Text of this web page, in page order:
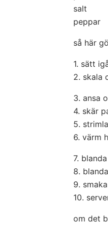
salt
peppar
så här
1. sätt
2. skala
3. ansa
4. skär
5.
6. värm
7.
8.
9.
10.
om det